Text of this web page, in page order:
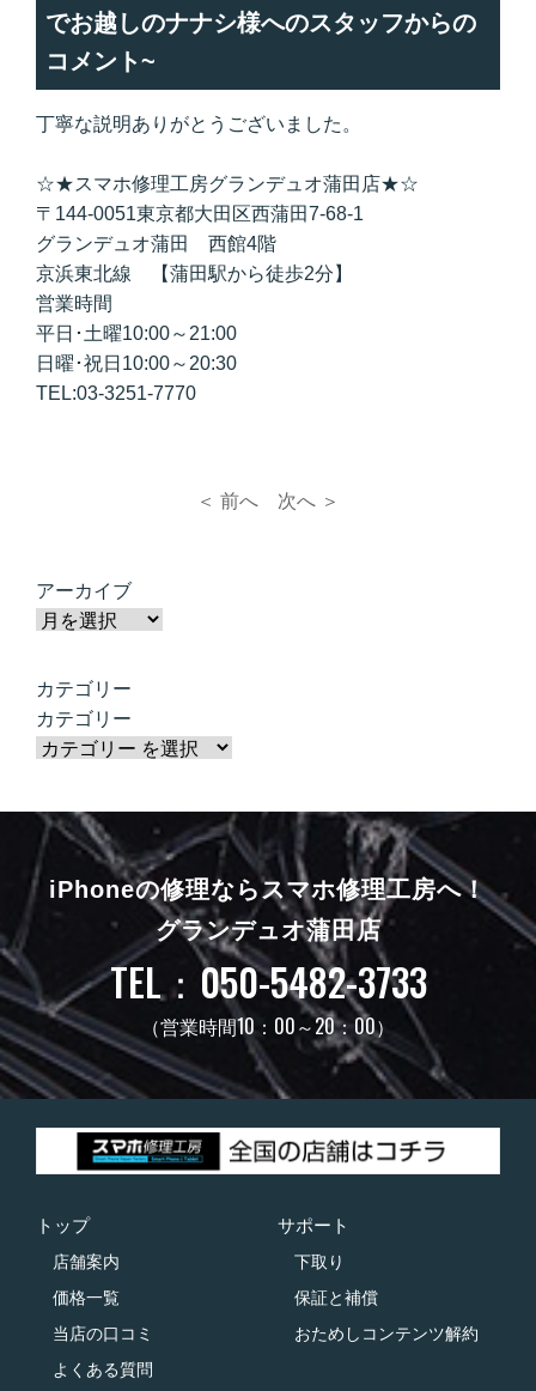
でお越しのナナシ様へのスタッフからの
コメント~
丁寧な説明ありがとうございました。
☆★スマホ修理工房グランデュオ蒲田店★☆
〒144-0051東京都大田区西蒲田7-68-1
グランデュオ蒲田 西館4階
京浜東北線 【蒲田駅から徒歩2分】
営業時間
平日･土曜10:00～21:00
日曜･祝日10:00～20:30
TEL:03-3251-7770
＜ 前へ 次へ ＞
アーカイブ
カテゴリー
カテゴリー
iPhoneの修理ならスマホ修理工房へ！
グランデュオ蒲田店
TEL：050-5482-3733
（営業時間10：00～20：00）
トップ
店舗案内
価格一覧
当店の口コミ
よくある質問
サポート
下取り
保証と補償
おためしコンテンツ解約